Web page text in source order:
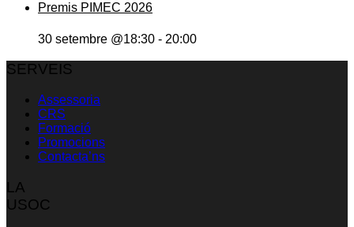
Premis PIMEC 2026
30 setembre @18:30 - 20:00
SERVEIS
Assessoria
CRS
Formació
Promocions
Contacta’ns
LA
USOC